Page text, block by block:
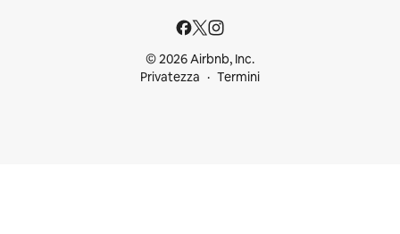
© 2026 Airbnb, Inc.
Privatezza
Termini